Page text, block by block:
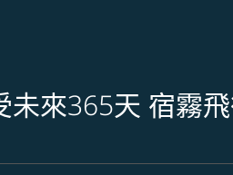
未來365天 宿霧